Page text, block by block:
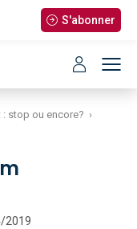
S'abonner
: stop ou encore? ›
2019